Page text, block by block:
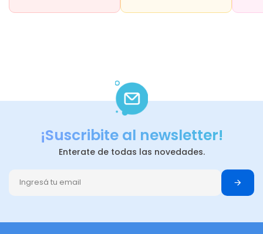
¡Suscribite al newsletter!
Enterate de todas las novedades.